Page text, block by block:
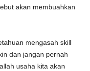
akan membuahkan
mengasah skill
dan jangan pernah
usaha kita akan